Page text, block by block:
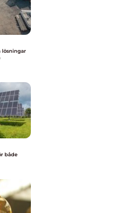
lösningar